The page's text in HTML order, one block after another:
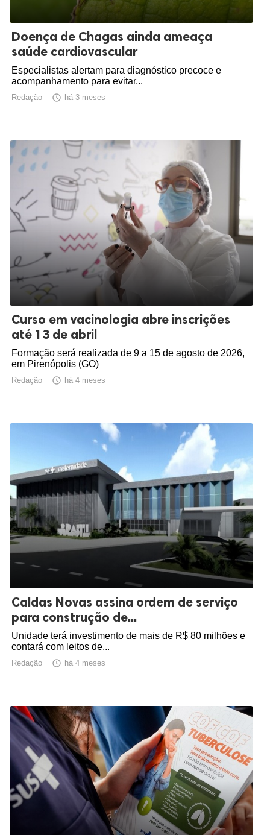
Doença de Chagas ainda ameaça
saúde cardiovascular
Especialistas alertam para diagnóstico precoce e
acompanhamento para evitar...
Redação  há 3 meses
Curso em vacinologia abre inscrições
até 13 de abril
Formação será realizada de 9 a 15 de agosto de 2026,
em Pirenópolis (GO)
Redação  há 4 meses
Caldas Novas assina ordem de serviço
para construção de...
Unidade terá investimento de mais de R$ 80 milhões e
contará com leitos de...
Redação  há 4 meses